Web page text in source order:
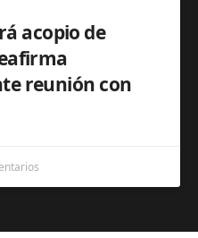
acopio de
reunión con